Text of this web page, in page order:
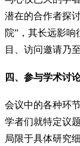
潜在的合作者探
院”，其长远影
目、访问邀请乃
四、参与学术讨
会议中的各种环
学者们就特定议
局限于具体研究